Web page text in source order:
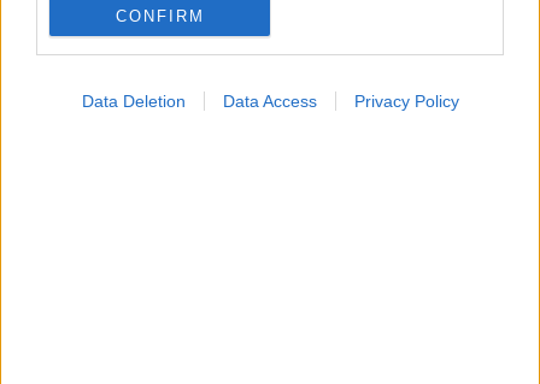
CONFIRM
Data Deletion Data Access Privacy Policy
Πώς η στάση του σώματος ενισχύει τη θετική διάθεση
και την ανάληψη ρίσκου